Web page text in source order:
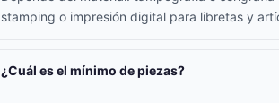
stamping o impresión digital para libretas y
¿Cuál es el mínimo de piezas?